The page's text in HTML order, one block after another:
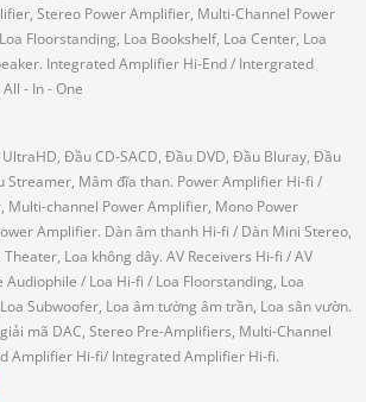
Stereo Power Amplifier, Multi-Channel Power
Floorstanding, Loa Bookshelf, Loa Center, Loa
Integrated Amplifier Hi-End/ Intergrated
All - In - One
Đầu CD-SACD, Đầu DVD, Đầu Bluray, Đầu
Streamer, Mâm đĩa than. Power Amplifier Hi-fi /
Multi-channel Power Amplifier, Mono Power
Amplifier. Dàn âm thanh Hi-fi / Dàn Mini Stereo,
Loa không dây. AV Receivers Hi-fi / AV
Audiophile / Loa Hi-fi / Loa Floorstanding, Loa
Subwoofer, Loa âm tường âm trần, Loa sân vườn.
mã DAC, Stereo Pre-Amplifiers, Multi-Channel
Amplifier Hi-fi/ Integrated Amplifier Hi-fi.